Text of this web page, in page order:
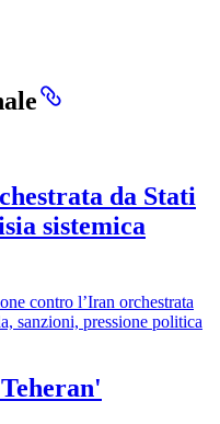
da Stati
sistemica
contro l’Iran orchestrata
sanzioni, pressione politica